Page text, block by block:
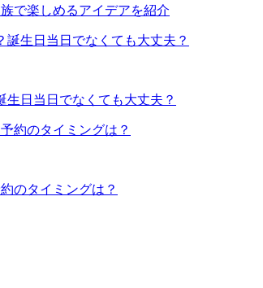
で楽しめるアイデアを紹介
日当日でなくても大丈夫？
のタイミングは？